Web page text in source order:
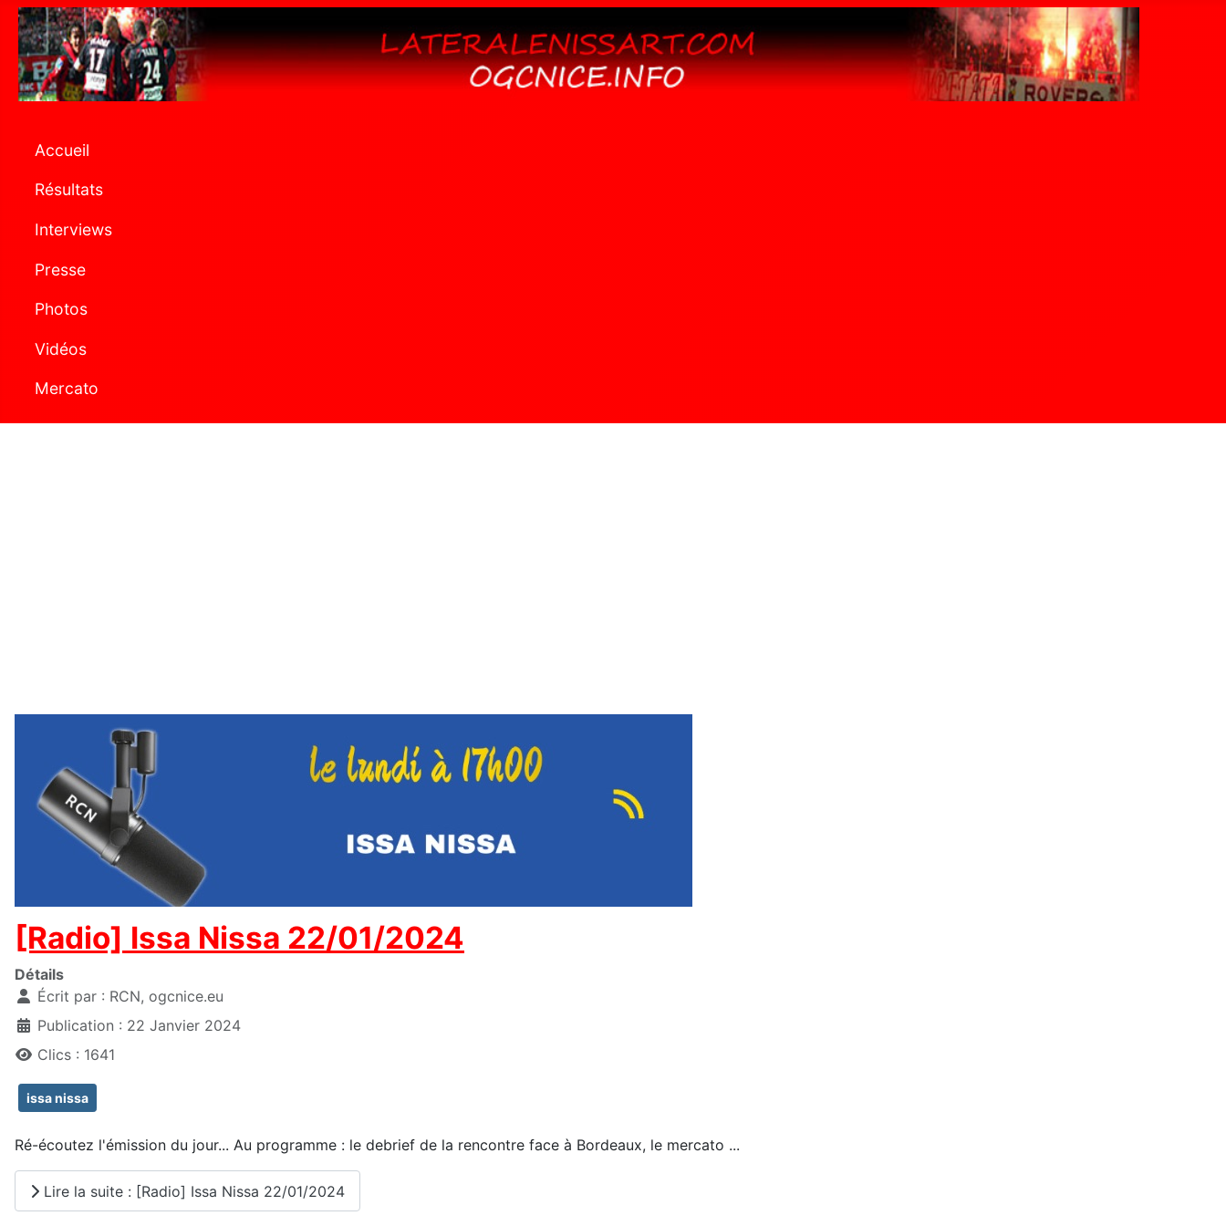
Accueil
Résultats
Interviews
Presse
Photos
Vidéos
Mercato
[Radio] Issa Nissa 22/01/2024
Détails
Écrit par : RCN, ogcnice.eu
Publication : 22 Janvier 2024
Clics : 1641
issa nissa
Ré-écoutez l'émission du jour... Au programme : le debrief de la rencontre face à Bordeaux, le mercato ...
Lire la suite : [Radio] Issa Nissa 22/01/2024